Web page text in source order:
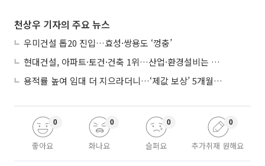
천상우 기자의 주요 뉴스
우미건설 톱20 진입…효성·쌍용도 ‘껑충’
현대건설, 아파트·토건·건축 1위…산업·환경설비는 삼성E&A
용적률 높여 임대 더 지으라더니…‘제값 보상’ 5개월째 국회에 발목
좋아요
0
화나요
0
슬퍼요
0
추가취재 원해요
0